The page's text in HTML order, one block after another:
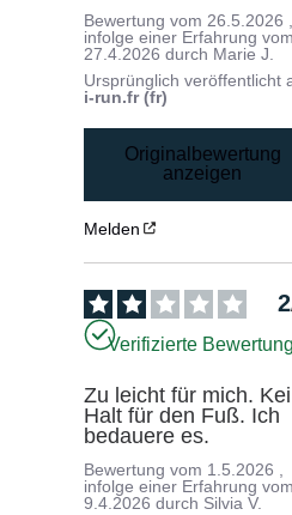
Bewertung vom 26.5.2026
infolge einer Erfahrung
27.4.2026 durch Marie J.
Ursprünglich veröffentlicht
i-run.fr (fr)
Originalbewertung
anzeigen
Melden
2
Verifizierte
Zu leicht für mich.
Halt für den Fuß. Ich
bedauere es.
Bewertung vom 1.5.2026
infolge einer Erfahrung
9.4.2026 durch Silvia V.